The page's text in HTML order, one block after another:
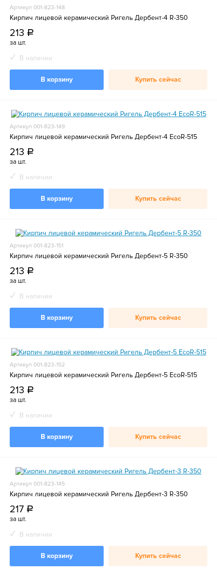
Артикул 001-823-148
Кирпич лицевой керамический Ригель Дербент-4 R-350
213 a
за шт.
В наличии
В корзину Купить сейчас
Артикул 001-823-149
Кирпич лицевой керамический Ригель Дербент-4 EcoR-515
213 a
за шт.
В наличии
В корзину Купить сейчас
Артикул 001-823-151
Кирпич лицевой керамический Ригель Дербент-5 R-350
213 a
за шт.
В наличии
В корзину Купить сейчас
Артикул 001-823-152
Кирпич лицевой керамический Ригель Дербент-5 EcoR-515
213 a
за шт.
В наличии
В корзину Купить сейчас
Артикул 001-823-145
Кирпич лицевой керамический Ригель Дербент-3 R-350
217 a
за шт.
В наличии
В корзину Купить сейчас